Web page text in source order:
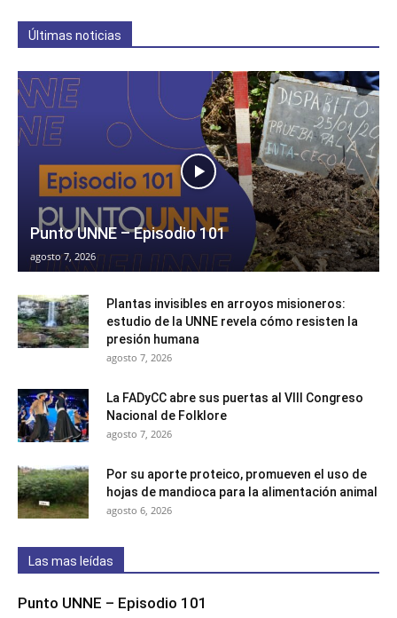
Últimas noticias
Punto UNNE – Episodio 101
agosto 7, 2026
Plantas invisibles en arroyos misioneros:
estudio de la UNNE revela cómo resisten la
presión humana
agosto 7, 2026
La FADyCC abre sus puertas al VIII Congreso
Nacional de Folklore
agosto 7, 2026
Por su aporte proteico, promueven el uso de
hojas de mandioca para la alimentación animal
agosto 6, 2026
Las mas leídas
Punto UNNE – Episodio 101